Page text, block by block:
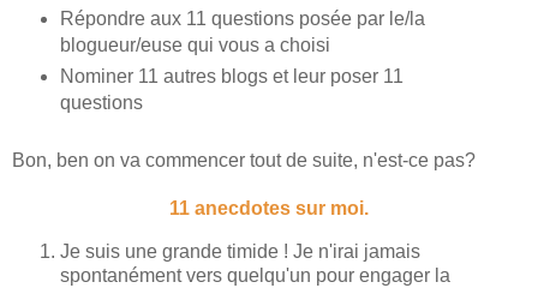
Répondre aux 11 questions posée par le/la
blogueur/euse qui vous a choisi
Nominer 11 autres blogs et leur poser 11
questions
Bon, ben on va commencer tout de suite, n'est-ce pas?
11 anecdotes sur moi.
Je suis une grande timide ! Je n'irai jamais
spontanément vers quelqu'un pour engager la